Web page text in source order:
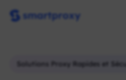
Solutions Proxy Rapides et